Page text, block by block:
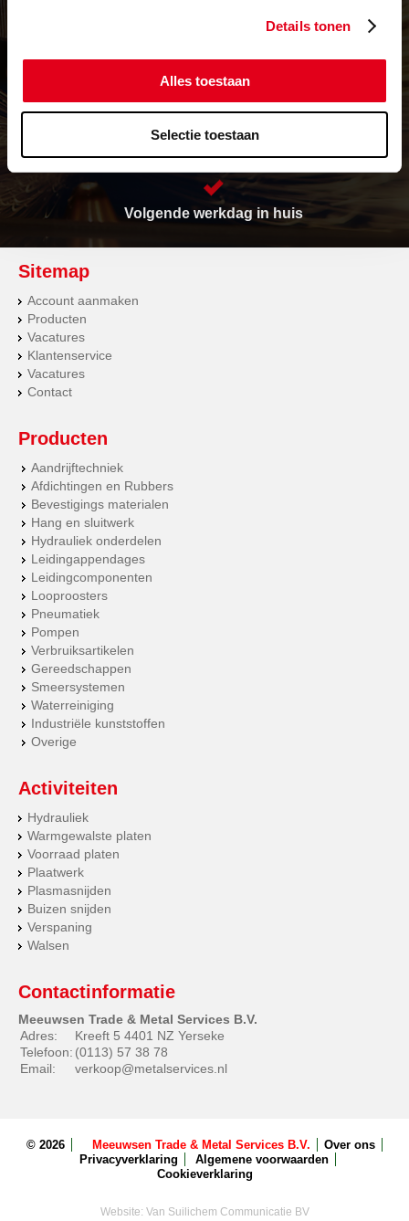
Details tonen
Alles toestaan
Selectie toestaan
Levering in heel Europa
Vrijwel alles op voorraad
Volgende werkdag in huis
Sitemap
Account aanmaken
Producten
Vacatures
Klantenservice
Vacatures
Contact
Producten
Aandrijftechniek
Afdichtingen en Rubbers
Bevestigings materialen
Hang en sluitwerk
Hydrauliek onderdelen
Leidingappendages
Leidingcomponenten
Looproosters
Pneumatiek
Pompen
Verbruiksartikelen
Gereedschappen
Smeersystemen
Waterreiniging
Industriële kunststoffen
Overige
Activiteiten
Hydrauliek
Warmgewalste platen
Voorraad platen
Plaatwerk
Plasmasnijden
Buizen snijden
Verspaning
Walsen
Contactinformatie
Meeuwsen Trade & Metal Services B.V.
Adres:
Kreeft 5 4401 NZ Yerseke
Telefoon: (0113) 57 38 78
Email:
verkoop@metalservices.nl
© 2026 Meeuwsen Trade & Metal Services B.V.
Over ons
Privacyverklaring
Algemene voorwaarden
Cookieverklaring
Website: Van Suilichem Communicatie BV